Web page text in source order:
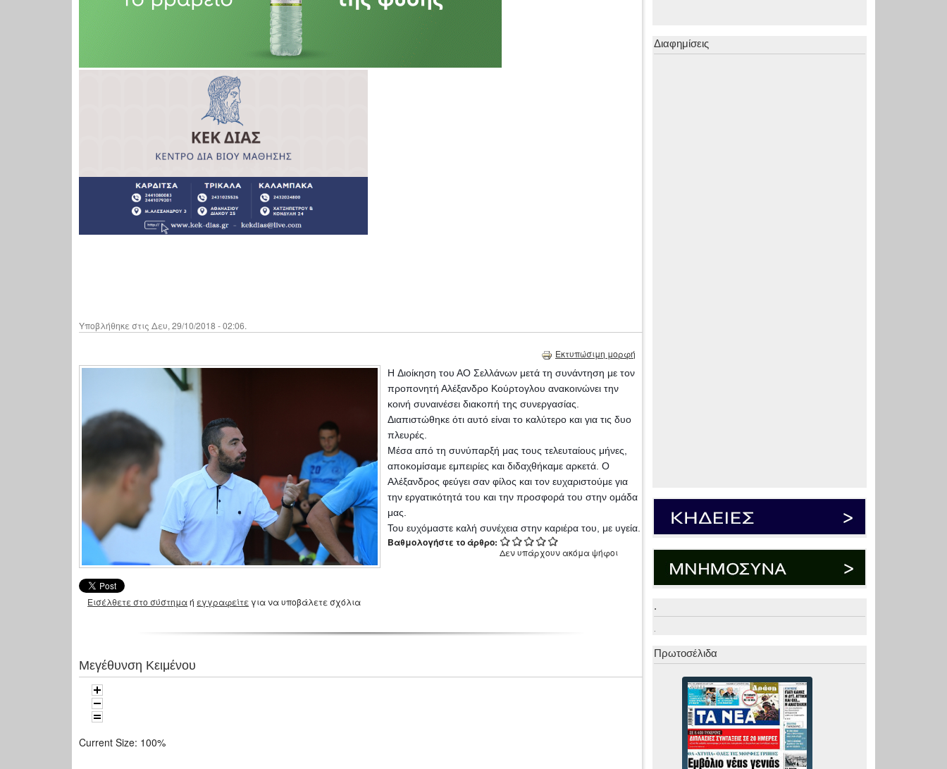
Υποβλήθηκε στις Δευ, 29/10/2018 - 02:06.
Εκτυπώσιμη μορφή
H Διοίκηση του ΑΟ Σελλάνων μετά τη συνάντηση με τον
προπονητή Αλέξανδρο Κούρτογλου ανακοινώνει την
κοινή συναινέσει διακοπή της συνεργασίας.
Διαπιστώθηκε ότι αυτό είναι το καλύτερο και για τις δυο
πλευρές.
Μέσα από τη συνύπαρξή μας τους τελευταίους μήνες,
αποκομίσαμε εμπειρίες και διδαχθήκαμε αρκετά. Ο
Αλέξανδρος φεύγει σαν φίλος και τον ευχαριστούμε για
την εργατικότητά του και την προσφορά του στην ομάδα
μας.
Του ευχόμαστε καλή συνέχεια στην καριέρα του, με υγεία.
Βαθμολογήστε το άρθρο:
Δεν υπάρχουν ακόμα ψήφοι
Εισέλθετε στο σύστημαή εγγραφείτε για να υποβάλετε σχόλια
Μεγέθυνση Κειμένου
Current Size: 100%
Διαφημίσεις
.
.
Πρωτοσέλιδα